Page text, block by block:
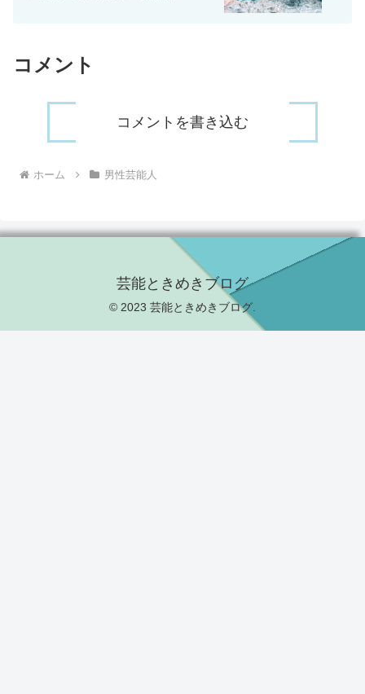
コメント
コメントを書き込む
ホーム 男性芸能人
芸能ときめきブログ
© 2023 芸能ときめきブログ.